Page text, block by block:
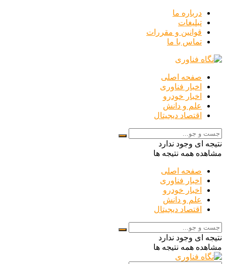
درباره ما
تبلیغات
قوانین و مقررات
تماس با ما
صفحه اصلی
اخبار فناوری
اخبار خودرو
علم و دانش
اقتصاد دیجیتال
نتیجه ای وجود ندارد
مشاهده همه نتیجه ها
صفحه اصلی
اخبار فناوری
اخبار خودرو
علم و دانش
اقتصاد دیجیتال
نتیجه ای وجود ندارد
مشاهده همه نتیجه ها